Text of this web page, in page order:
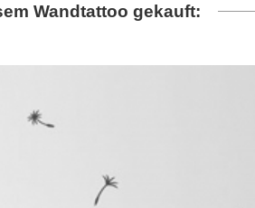
Wandtattoo gekauft: